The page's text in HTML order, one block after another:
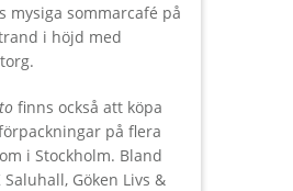
mysiga sommarcafé på
i höjd med
finns också att köpa
på flera
i Stockholm. Bland
Göken Livs &